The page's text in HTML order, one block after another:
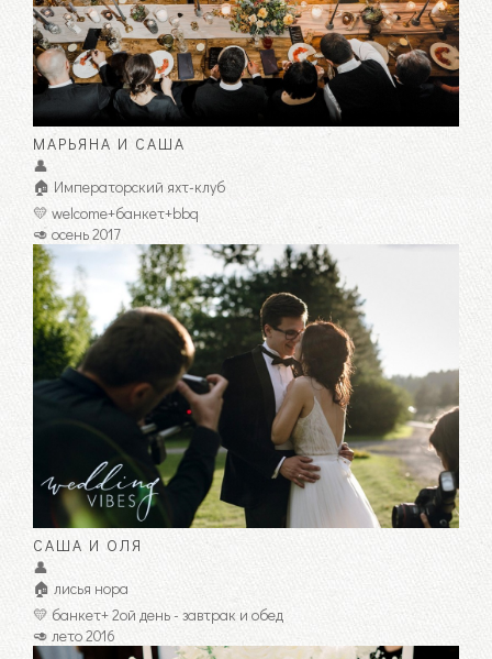
МАРЬЯНА И САША
👤
🏠 Императорский яхт-клуб
💛 welcome+банкет+bbq
🥑 осень 2017
САША И ОЛЯ
👤
🏠 лисья нора
💛 банкет+ 2ой день - завтрак и обед
🥑 лето 2016